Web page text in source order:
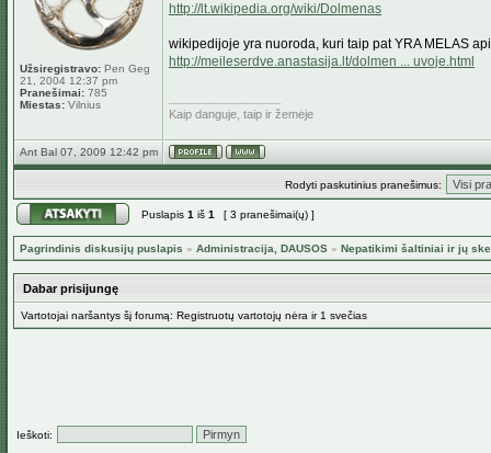
Užsiregistravo: Pen Geg
21, 2004 12:37 pm
Pranešimai: 785
Miestas: Vilnius
http://lt.wikipedia.org/wiki/Dolmenas
wikipedijoje yra nuoroda, kuri taip pat YRA MELAS
http://meileserdve.anastasija.lt/dolmen ... uvoje.html
Kaip danguje, taip ir žemėje
Ant Bal 07, 2009 12:42 pm
Rodyti paskutinius pranešimus:
Puslapis 1 iš 1 [ 3 pranešimai(ų) ]
Pagrindinis diskusijų puslapis » Administracija, DAUSOS » Nepatikimi šaltiniai ir jų
Dabar prisijungę
Vartotojai naršantys šį forumą: Registruotų vartotojų nėra ir 1 svečias
Ieškoti: